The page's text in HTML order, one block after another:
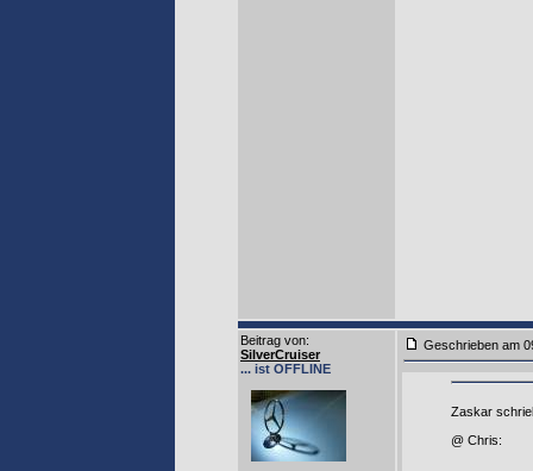
Beitrag von:
SilverCruiser
... ist OFFLINE
Geschrieben am
Zaskar
@ Chris: